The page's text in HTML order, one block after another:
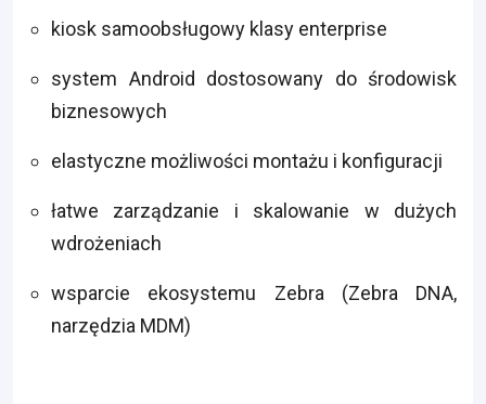
kiosk samoobsługowy klasy enterprise
system Android dostosowany do środowisk
biznesowych
elastyczne możliwości montażu i konfiguracji
łatwe zarządzanie i skalowanie w dużych
wdrożeniach
wsparcie ekosystemu Zebra (Zebra DNA,
narzędzia MDM)